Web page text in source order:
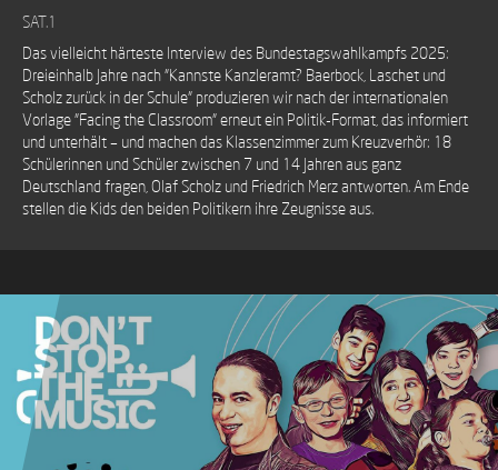
SAT.1
Das vielleicht härteste Interview des Bundestagswahlkampfs 2025:
Dreieinhalb Jahre nach "Kannste Kanzleramt? Baerbock, Laschet und
Scholz zurück in der Schule" produzieren wir nach der internationalen
Vorlage "Facing the Classroom" erneut ein Politik-Format, das informiert
und unterhält – und machen das Klassenzimmer zum Kreuzverhör: 18
Schülerinnen und Schüler zwischen 7 und 14 Jahren aus ganz
Deutschland fragen, Olaf Scholz und Friedrich Merz antworten. Am Ende
stellen die Kids den beiden Politikern ihre Zeugnisse aus.